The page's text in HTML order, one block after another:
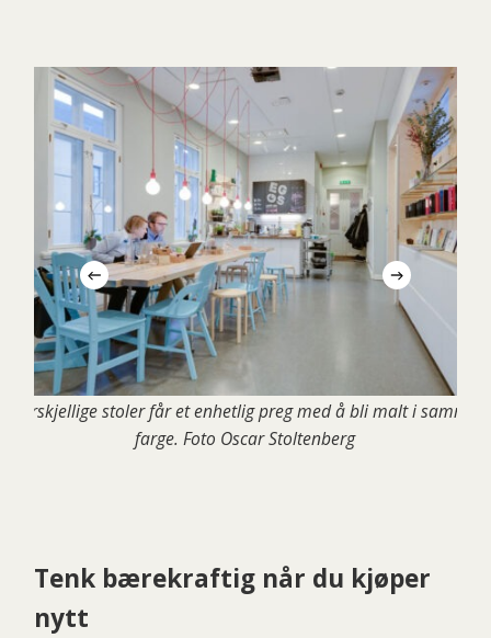
Forskjellige stoler får et enhetlig preg med å bli malt i samme
farge. Foto Oscar Stoltenberg
Tenk bærekraftig når du kjøper
nytt